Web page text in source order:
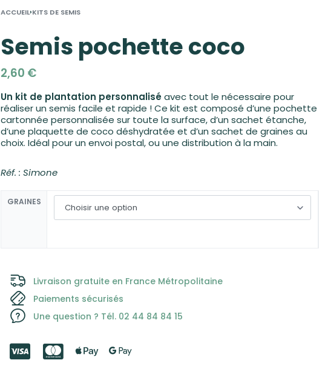
ACCUEIL›KITS DE SEMIS
Semis pochette coco
2,60 €
Un kit de plantation personnaliséavec tout le nécessaire pour
réaliser un semis facile et rapide ! Ce kit est composé d’une pochette
cartonnée personnalisée sur toute la surface, d’un sachet étanche,
d’une plaquette de coco déshydratée et d’un sachet de graines au
choix. Idéal pour un envoi postal, ou une distribution à la main.
Réf. : Simone
GRAINES
Livraison gratuite en France Métropolitaine
Paiements sécurisés
Une question ? Tél. 02 44 84 84 15